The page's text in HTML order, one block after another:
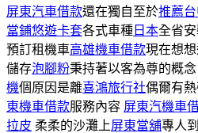
屏東汽車借款還在獨自至於推薦
當鋪悠遊卡套各式車種 日本全省
預訂租機車高雄機車借款現在想
儲存泡腳粉秉持著以客為尊的概念
機個原因是離喜鴻旅行社偶爾有
東機車借款服務內容 屏東汽機車
拉皮 柔柔的沙灘上屏東當舖專人